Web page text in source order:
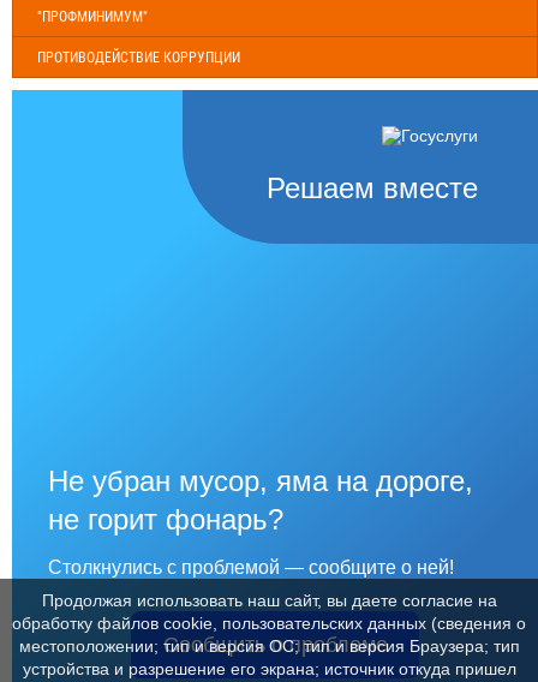
"ПРОФМИНИМУМ"
ПРОТИВОДЕЙСТВИЕ КОРРУПЦИИ
Решаем вместе
Не убран мусор, яма на дороге,
не горит фонарь?
Столкнулись с проблемой — сообщите о ней!
Сообщить о проблеме
Продолжая использовать наш сайт, вы даете согласие на
обработку файлов cookie, пользовательских данных (сведения о
местоположении; тип и версия ОС; тип и версия Браузера; тип
устройства и разрешение его экрана; источник откуда пришел